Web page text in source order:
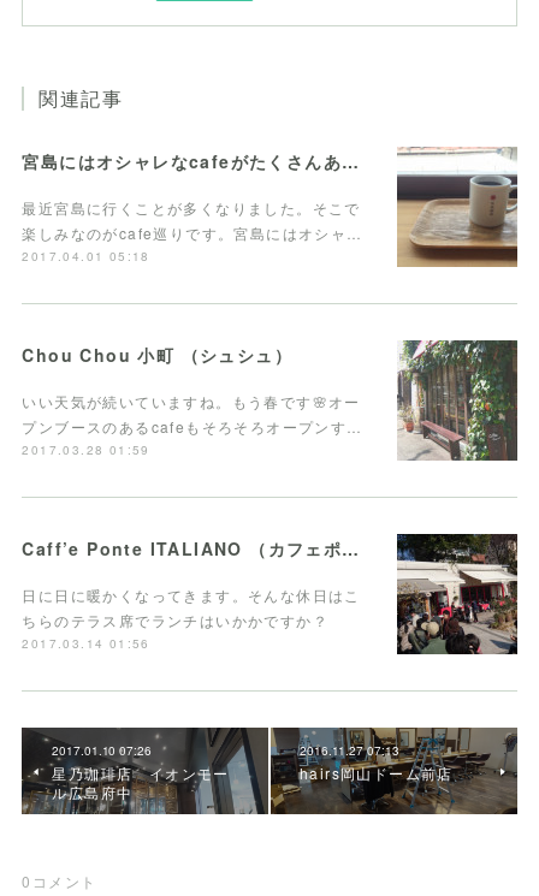
関連記事
宮島にはオシャレなcafeがたくさんあります。
最近宮島に行くことが多くなりました。そこで
楽しみなのがcafe巡りです。宮島にはオシャ…
2017.04.01 05:18
Chou Chou 小町 （シュシュ）
いい天気が続いていますね。もう春です🌸オー
プンブースのあるcafeもそろそろオープンす…
2017.03.28 01:59
Caff’e Ponte ITALIANO （カフェポンテ イタリアーノ）
日に日に暖かくなってきます。そんな休日はこ
ちらのテラス席でランチはいかかですか？
2017.03.14 01:56
2017.01.10 07:26
星乃珈琲店 イオンモー
ル広島府中
2016.11.27 07:13
hairs岡山ドーム前店
0 コメント